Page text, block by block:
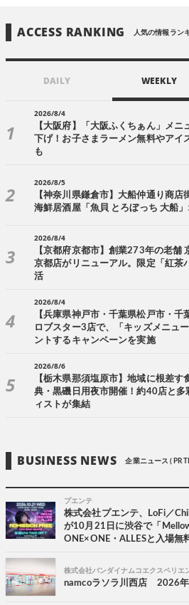
ACCESS RANKING 人気の情報ラン
DAILY WEEKLY
2026/8/4
【大阪府】「大阪ふくちぁん」メニ
下げ！お子さまラーメン無料やアイ
も
2026/8/5
【神奈川県鎌倉市】大船仲通り商店
海鮮居酒屋「魚貝 とろぼっち 大船」
2026/8/4
【京都府京都市】創業273年の老舗
京都店がリニューアル。限定「紅茶
活
2026/8/4
【兵庫県神戸市・千葉県松戸市・千
ロブスター3店で、「キッズメニュ
ントするキャンペーンを実施
2026/8/6
【栃木県那須塩原市】地域に根差す
典・黒磯日用夜市開催！約40店と多
ィストが集結
BUSINESS NEWS 企業ニュース ( PR
プエンテ
株式会社プエンテ、LoFi／
が10月21日に渋谷で「
ONE×ONE・ALLESと入場無
株式会社バンダイナムコエクスペリエ
namcoラソラ川西店 2026